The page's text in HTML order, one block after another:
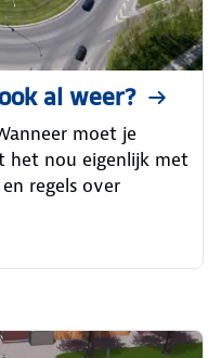
al weer?
moet je
het nou eigenlijk met
regels over